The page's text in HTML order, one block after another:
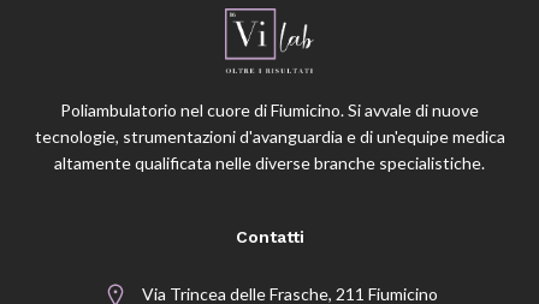
Poliambulatorio nel cuore di Fiumicino. Si avvale di nuove
tecnologie, strumentazioni d'avanguardia e di un'equipe medica
altamente qualificata nelle diverse branche specialistiche.
Contatti
Via Trincea delle Frasche, 211 Fiumicino